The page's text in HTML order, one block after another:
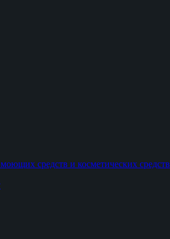
средств и косметических средств